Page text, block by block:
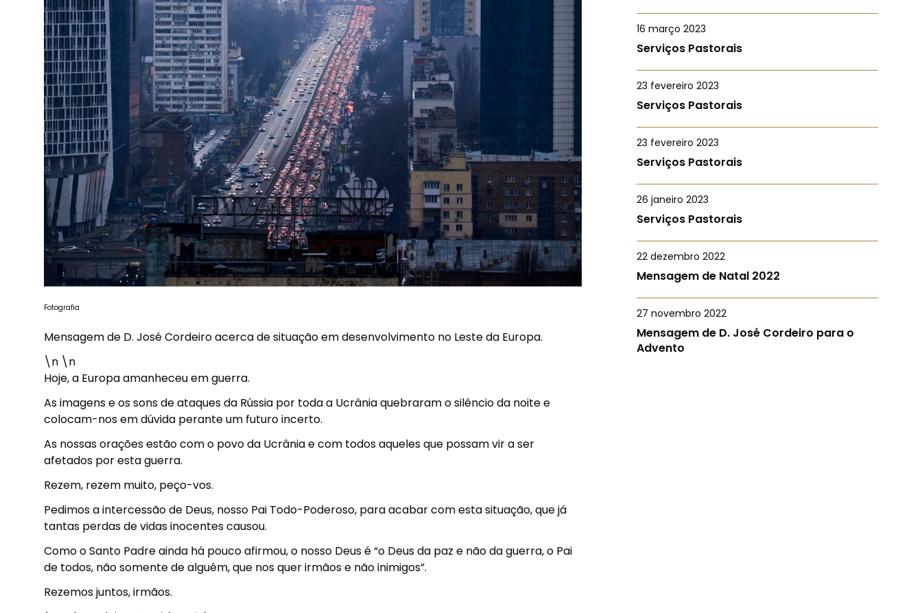
Fotografia
Mensagem de D. José Cordeiro acerca de situação em desenvolvimento no Leste da Europa.
\n \n
Hoje, a Europa amanheceu em guerra.
As imagens e os sons de ataques da Rússia por toda a Ucrânia quebraram o silêncio da noite e
colocam-nos em dúvida perante um futuro incerto.
As nossas orações estão com o povo da Ucrânia e com todos aqueles que possam vir a ser
afetados por esta guerra.
Rezem, rezem muito, peço-vos.
Pedimos a intercessão de Deus, nosso Pai Todo-Poderoso, para acabar com esta situação, que já
tantas perdas de vidas inocentes causou.
Como o Santo Padre ainda há pouco afirmou, o nosso Deus é “o Deus da paz e não da guerra, o Pai
de todos, não somente de alguém, que nos quer irmãos e não inimigos”.
Rezemos juntos, irmãos.
16 março 2023
Serviços Pastorais
23 fevereiro 2023
Serviços Pastorais
23 fevereiro 2023
Serviços Pastorais
26 janeiro 2023
Serviços Pastorais
22 dezembro 2022
Mensagem de Natal 2022
27 novembro 2022
Mensagem de D. José Cordeiro para o
Advento